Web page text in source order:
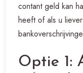
contant geld kan
heeft of als u
Optie 1: